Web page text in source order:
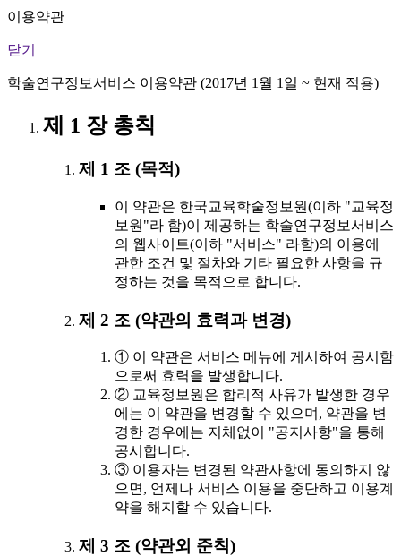
이용약관
닫기
학술연구정보서비스 이용약관 (2017년 1월 1일 ~ 현재 적용)
제 1 장 총칙
제 1 조 (목적)
이 약관은 한국교육학술정보원(이하 "교육정
보원"라 함)이 제공하는 학술연구정보서비스
의 웹사이트(이하 "서비스" 라함)의 이용에
관한 조건 및 절차와 기타 필요한 사항을 규
정하는 것을 목적으로 합니다.
제 2 조 (약관의 효력과 변경)
① 이 약관은 서비스 메뉴에 게시하여 공시함
으로써 효력을 발생합니다.
② 교육정보원은 합리적 사유가 발생한 경우
에는 이 약관을 변경할 수 있으며, 약관을 변
경한 경우에는 지체없이 "공지사항"을 통해
공시합니다.
③ 이용자는 변경된 약관사항에 동의하지 않
으면, 언제나 서비스 이용을 중단하고 이용계
약을 해지할 수 있습니다.
제 3 조 (약관외 준칙)